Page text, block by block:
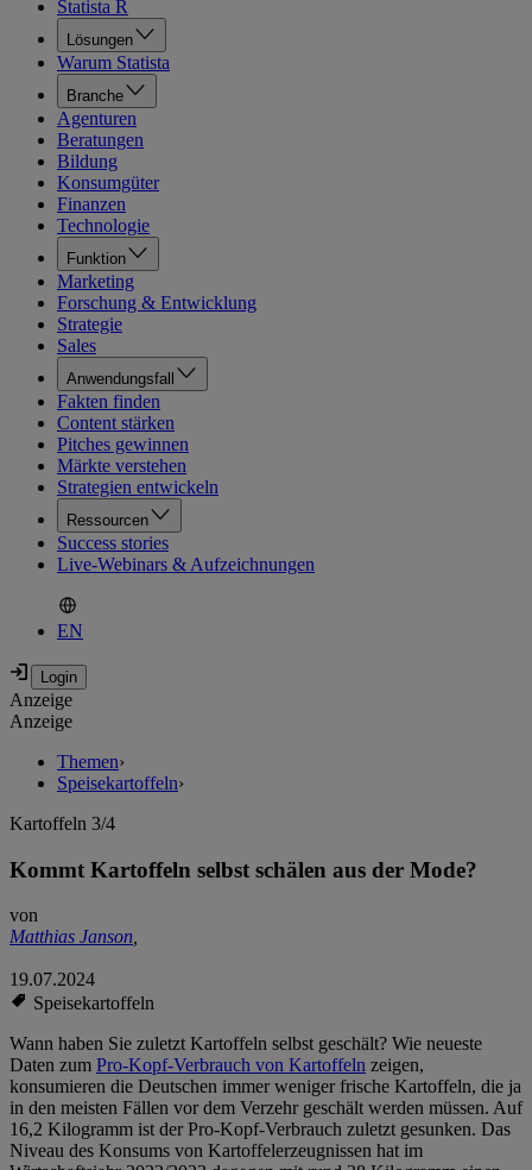
Statista R
Lösungen
Warum Statista
Branche
Agenturen
Beratungen
Bildung
Konsumgüter
Finanzen
Technologie
Funktion
Marketing
Forschung & Entwicklung
Strategie
Sales
Anwendungsfall
Fakten finden
Content stärken
Pitches gewinnen
Märkte verstehen
Strategien entwickeln
Ressourcen
Success stories
Live-Webinars & Aufzeichnungen
EN
Anzeige
Anzeige
Themen›
Speisekartoffeln›
Kartoffeln 3/4
Kommt Kartoffeln selbst schälen aus der Mode?
von
Matthias Janson,
19.07.2024
Speisekartoffeln
Wann haben Sie zuletzt Kartoffeln selbst geschält? Wie neueste
Daten zum Pro-Kopf-Verbrauch von Kartoffeln zeigen,
konsumieren die Deutschen immer weniger frische Kartoffeln, die ja
in den meisten Fällen vor dem Verzehr geschält werden müssen. Auf
16,2 Kilogramm ist der Pro-Kopf-Verbrauch zuletzt gesunken. Das
Niveau des Konsums von Kartoffelerzeugnissen hat im